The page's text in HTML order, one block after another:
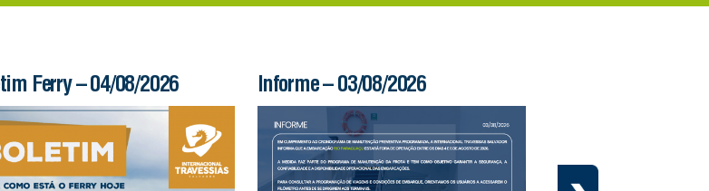
Ferry – 04/08/2026 Informe – 03/08/2026